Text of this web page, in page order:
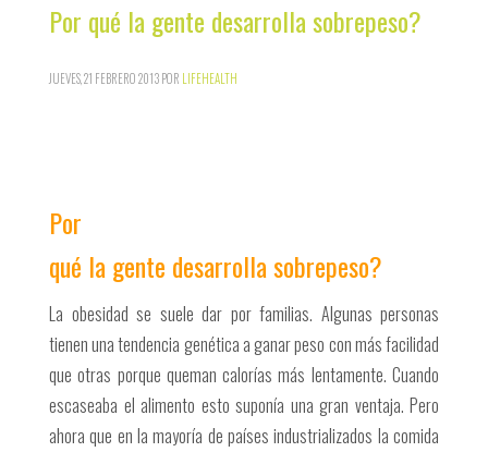
Por qué la gente desarrolla sobrepeso?
JUEVES, 21 FEBRERO 2013POR LIFEHEALTH
Por
qué la gente desarrolla sobrepeso?
La obesidad se suele dar por familias. Algunas personas
tienen una tendencia genética a ganar peso con más facilidad
que otras porque queman calorías más lentamente. Cuando
escaseaba el alimento esto suponía una gran ventaja. Pero
ahora que en la mayoría de países industrializados la comida